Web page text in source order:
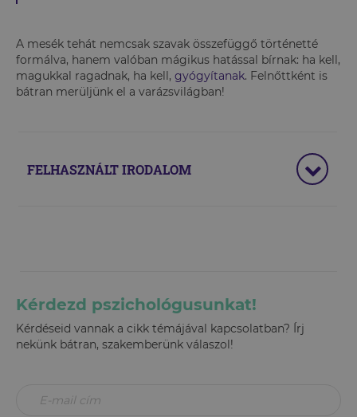
A mesék tehát nemcsak szavak összefüggő történetté
formálva, hanem valóban mágikus hatással bírnak: ha kell,
magukkal ragadnak, ha kell, gyógyítanak. Felnőttként is
bátran merüljünk el a varázsvilágban!
FELHASZNÁLT IRODALOM
Kérdezd pszichológusunkat!
Kérdéseid vannak a cikk témájával kapcsolatban? Írj
nekünk bátran, szakemberünk válaszol!